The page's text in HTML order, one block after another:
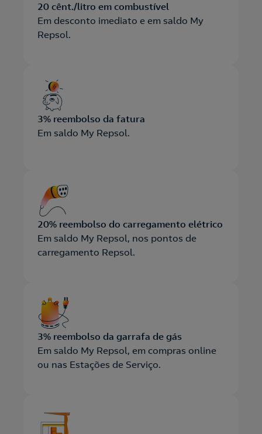
20 cênt./litro em combustível
Em desconto imediato e em saldo My
Repsol.
3% reembolso da fatura
Em saldo My Repsol.
20% reembolso do carregamento elétrico
Em saldo My Repsol, nos pontos de
carregamento Repsol.
3% reembolso da garrafa de gás
Em saldo My Repsol, em compras online
ou nas Estações de Serviço.